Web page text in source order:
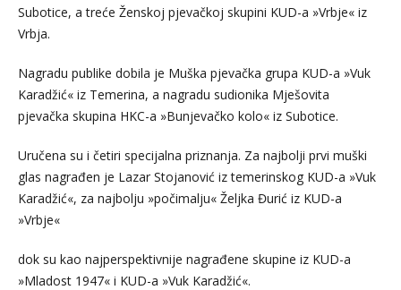
Subotice, a treće Ženskoj pjevačkoj skupini KUD-a »Vrbje« iz
Vrbja.
Nagradu publike dobila je Muška pjevačka grupa KUD-a »Vuk
Karadžić« iz Temerina, a nagradu sudionika Mješovita
pjevačka skupina HKC-a »Bunjevačko kolo« iz Subotice.
Uručena su i četiri specijalna priznanja. Za najbolji prvi muški
glas nagrađen je Lazar Stojanović iz temerinskog KUD-a »Vuk
Karadžić«, za najbolju »počimalju« Željka Đurić iz KUD-a
»Vrbje«
dok su kao najperspektivnije nagrađene skupine iz KUD-a
»Mladost 1947« i KUD-a »Vuk Karadžić«.